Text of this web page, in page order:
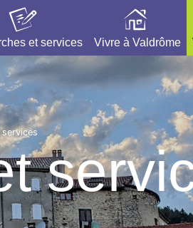
et services Vivre à Valdrôme